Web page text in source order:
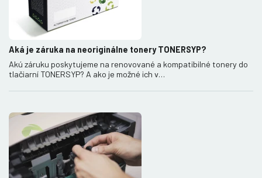
Aká je záruka na neoriginálne tonery TONERSYP?
Akú záruku poskytujeme na renovované a kompatibilné tonery do
tlačiarní TONERSYP? A ako je možné ich v…